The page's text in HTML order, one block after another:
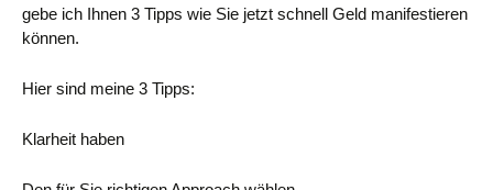
gebe ich Ihnen 3 Tipps wie Sie jetzt schnell Geld manifestieren
können.
Hier sind meine 3 Tipps:
Klarheit haben